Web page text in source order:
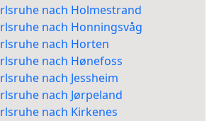
nach Holmestrand
nach Honningsvåg
nach Horten
nach Hønefoss
nach Jessheim
nach Jørpeland
nach Kirkenes